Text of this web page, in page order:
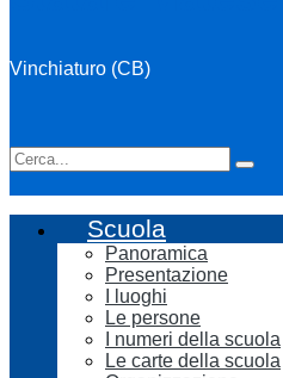
Vinchiaturo (CB)
Scuola
Panoramica
Presentazione
I luoghi
Le persone
I numeri della scuola
Le carte della scuola